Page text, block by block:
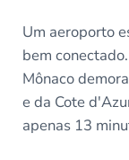
Um aeroporto
bem
Mônaco
e da Cote
apenas 13